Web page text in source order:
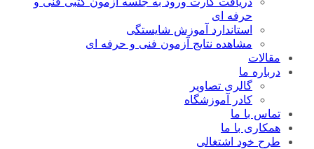
حرفه ای
استاندارد آموزش شایستگی
مشاهده نتایج آزمون فنی و حرفه ای
مقالات
درباره ما
گالری تصاویر
کادر آموزشگاه
تماس با ما
همکاری با ما
طرح خود اشتغالی